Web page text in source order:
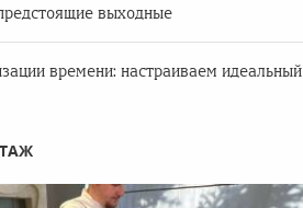
выходные
времени: настраиваем идеальный